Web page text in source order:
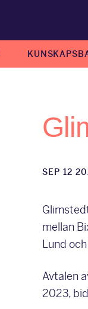
SEP 12
mellan
Lund
Avtalen
2023,